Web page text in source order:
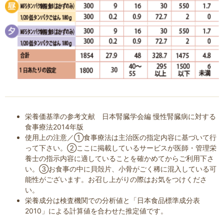
栄養価基準の参考文献 日本腎臓学会編 慢性腎臓病に対する
食事療法2014年版
使用上の注意／①食事療法は主治医の指定内容に基づいて行
って下さい。②ここに掲載しているサービスが医師・管理栄
養士の指示内容に適していることを確かめてからご利用下さ
い。③お食事の中に貝殻片、小骨がごく稀に混入している可
能性がございます。お召し上がりの際はお気をつけくださ
い。
栄養成分は検査機関での分析値と「日本食品標準成分表
2010」による計算値を合わせた推定値です。